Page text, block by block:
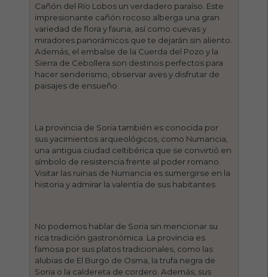
Cañón del Río Lobos un verdadero paraíso. Este
impresionante cañón rocoso alberga una gran
variedad de flora y fauna, así como cuevas y
miradores panorámicos que te dejarán sin aliento.
Además, el embalse de la Cuerda del Pozo y la
Sierra de Cebollera son destinos perfectos para
hacer senderismo, observar aves y disfrutar de
paisajes de ensueño.
La provincia de Soria también es conocida por
sus yacimientos arqueológicos, como Numancia,
una antigua ciudad celtibérica que se convirtió en
símbolo de resistencia frente al poder romano.
Visitar las ruinas de Numancia es sumergirse en la
historia y admirar la valentía de sus habitantes.
No podemos hablar de Soria sin mencionar su
rica tradición gastronómica. La provincia es
famosa por sus platos tradicionales, como las
alubias de El Burgo de Osma, la trufa negra de
Soria o la caldereta de cordero. Además, sus